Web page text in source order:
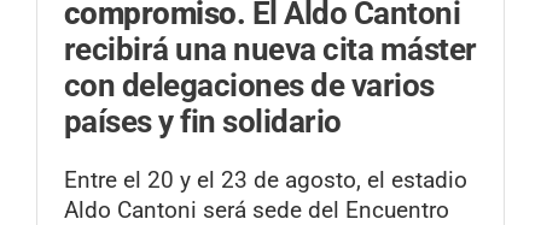
compromiso. El Aldo Cantoni
recibirá una nueva cita máster
con delegaciones de varios
países y fin solidario
Entre el 20 y el 23 de agosto, el estadio
Aldo Cantoni será sede del Encuentro